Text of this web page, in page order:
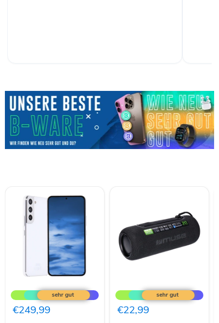
Galaxy
S22
5G
Dual-
€249,99
M-
780BT
Lautsprecher
Bluetooth
€22,99